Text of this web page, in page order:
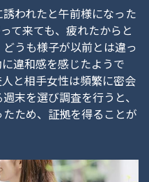
誘われたと午前様になった
て来ても、疲れたからと
うも様子が以前とは違っ
違和感を感じたようで
と相手女性は頻繁に密会
末を選び調査を行うと、
ため、証拠を得ることが